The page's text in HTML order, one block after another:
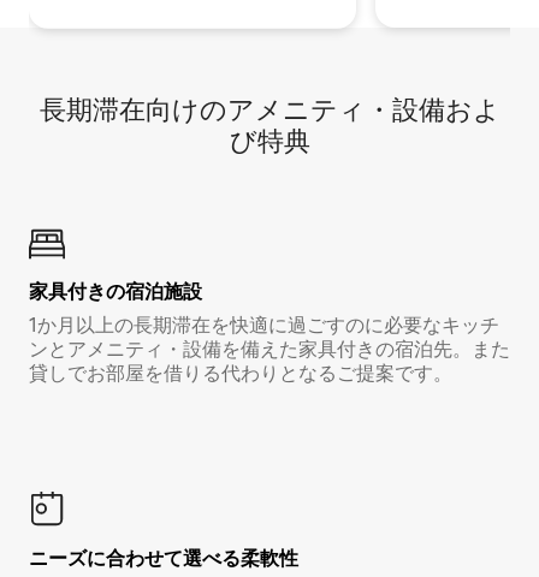
長期滞在向け⁠のア⁠メ⁠ニ⁠テ⁠ィ⁠・設⁠備⁠およ
び特⁠典
家具付き⁠の宿⁠泊⁠施⁠設
1か月以上の長期滞在を快適に過ごすのに必要なキッチ
ンとアメニティ・設備を備えた家具付きの宿泊先。また
貸しでお部屋を借りる代わりとなるご提案です。
ニーズに合わせて選べる柔軟性